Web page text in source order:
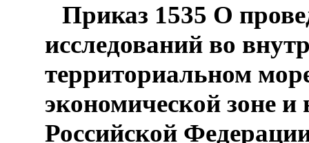
Приказ 1535 О
исследований во
территориальном
экономической зоне
Российской